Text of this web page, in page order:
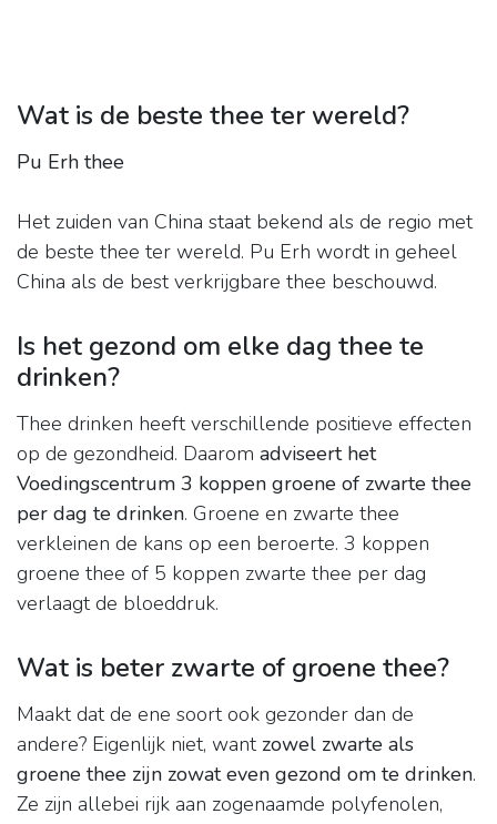
Wat is de beste thee ter wereld?
Pu Erh thee
Het zuiden van China staat bekend als de regio met
de beste thee ter wereld. Pu Erh wordt in geheel
China als de best verkrijgbare thee beschouwd.
Is het gezond om elke dag thee te
drinken?
Thee drinken heeft verschillende positieve effecten
op de gezondheid. Daarom adviseert het
Voedingscentrum 3 koppen groene of zwarte thee
per dag te drinken. Groene en zwarte thee
verkleinen de kans op een beroerte. 3 koppen
groene thee of 5 koppen zwarte thee per dag
verlaagt de bloeddruk.
Wat is beter zwarte of groene thee?
Maakt dat de ene soort ook gezonder dan de
andere? Eigenlijk niet, want zowel zwarte als
groene thee zijn zowat even gezond om te drinken.
Ze zijn allebei rijk aan zogenaamde polyfenolen,